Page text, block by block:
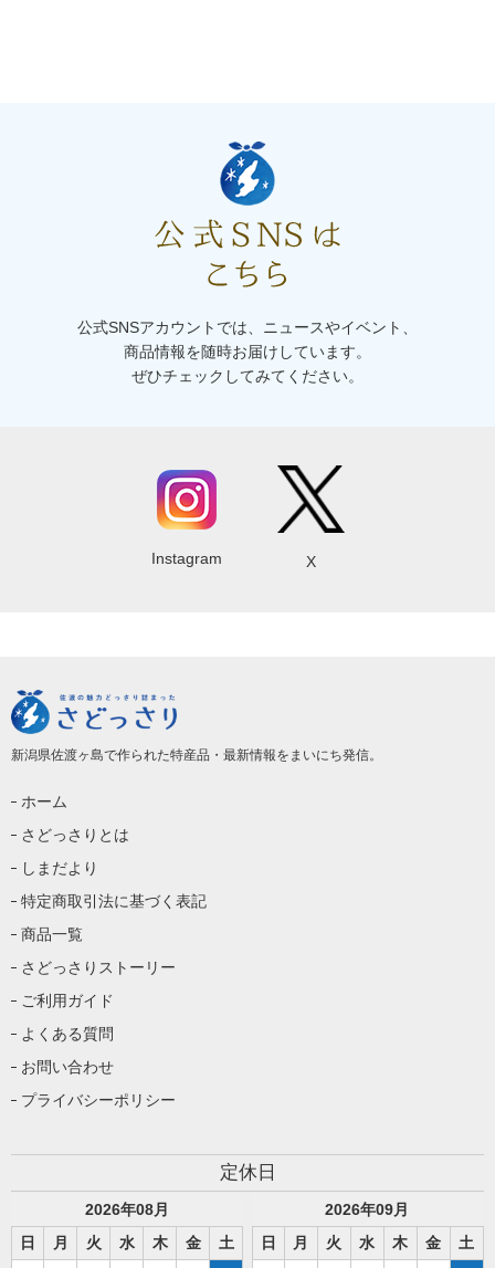
公式SNSアカウントでは、ニュースやイベント、
商品情報を随時お届けしています。
ぜひチェックしてみてください。
Instagram X
新潟県佐渡ヶ島で作られた特産品・最新情報をまいにち発信。
ホーム
さどっさりとは
しまだより
特定商取引法に基づく表記
商品一覧
さどっさりストーリー
ご利用ガイド
よくある質問
お問い合わせ
プライバシーポリシー
定休日
2026年08月
日
月 火 水 木 金
土
2026年09月
日
月 火 水 木 金
土